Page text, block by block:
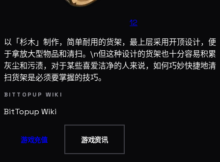
12
以「杉木」制作，简单耐用的货架，最上层采用开顶设计，便
于拿放大型物品和清扫。\n但这种设计的货架也十分容易积累
灰尘和污渍，对于某些喜爱洁净的人来说，如何巧妙快捷地清
扫货架是必须要掌握的技巧。
BITTOPUP WIKI
BitTopup Wiki
游戏充值 游戏资讯